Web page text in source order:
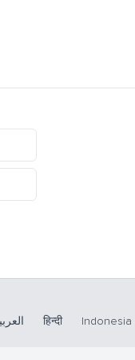
हिन्दी Indonesia